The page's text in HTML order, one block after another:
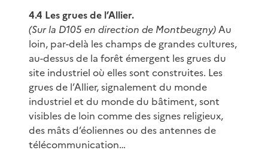
4.4 Les grues de l’Allier.
(Sur la D105 en direction de Montbeugny)Au
loin, par-delà les champs de grandes cultures,
au-dessus de la forêt émergent les grues du
site industriel où elles sont construites. Les
grues de l’Allier, signalement du monde
industriel et du monde du bâtiment, sont
visibles de loin comme des signes religieux,
des mâts d’éoliennes ou des antennes de
télécommunication…